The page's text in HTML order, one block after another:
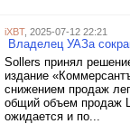
iXBT, 2025-07-12 22:21
Владелец УАЗа
Sollers принял
издание
снижением продаж
общий объем продаж
ожидается и по...